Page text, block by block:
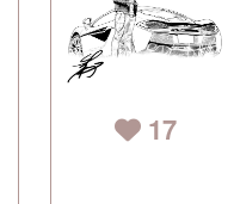
17